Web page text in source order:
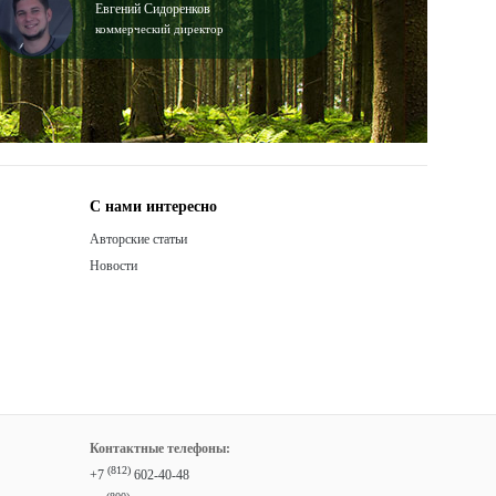
Евгений Сидоренков
коммерческий директор
С нами интересно
Авторские статьи
Новости
Контактные телефоны:
+7 (812) 602-40-48